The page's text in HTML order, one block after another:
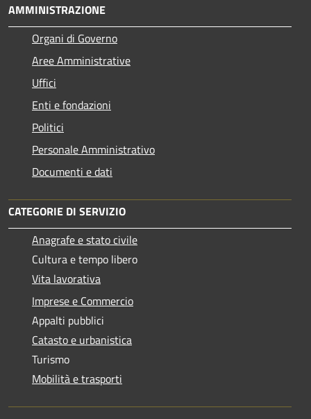
AMMINISTRAZIONE
Organi di Governo
Aree Amministrative
Uffici
Enti e fondazioni
Politici
Personale Amministrativo
Documenti e dati
CATEGORIE DI SERVIZIO
Anagrafe e stato civile
Cultura e tempo libero
Vita lavorativa
Imprese e Commercio
Appalti pubblici
Catasto e urbanistica
Turismo
Mobilità e trasporti